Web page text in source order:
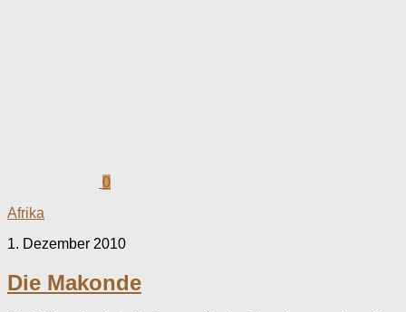
0
Afrika
1. Dezember 2010
Die Makonde